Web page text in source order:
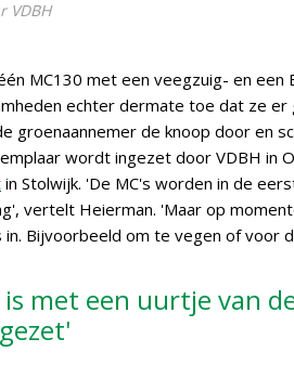
VDBH
MC130 met een veegzuig- en een
echter dermate toe dat ze
groenaannemer de knoop door en
wordt ingezet door VDBH in
in Stolwijk. 'De MC's worden in de
vertelt Heierman. 'Maar op
Bijvoorbeeld om te vegen of voor
met een uurtje van